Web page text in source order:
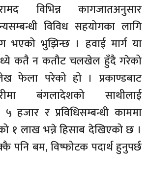
विभिन्न कागजातअनुसार
विविध सहयोगका लागि
भएको भुझिन्छ । हवाई मार्ग या
कतै न कतौट चलखेल हुँदै गरेको
फेला परेको हो । प्रकाण्डबाट
बंगलादेशको साथीलाई
५ हजार र प्रविधिसम्बन्धी काममा
१ लाख भन्ने हिसाब देखिएको छ ।
पनि बम, विष्फोटक पदार्थ हुनुपर्छ